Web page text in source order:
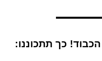
כך תתכוננו: